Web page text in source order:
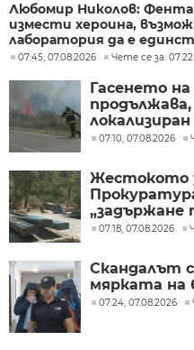
Любомир Николов:
измести хероина,
лаборатория да е
07:45, 07.08.2026 Чете се за:
Гасенето
локализиран
07:10, 07.08.2026
Жестокото
„задържане
07:18, 07.08.2026
Скандалът
мярката на
07:24, 07.08.2026